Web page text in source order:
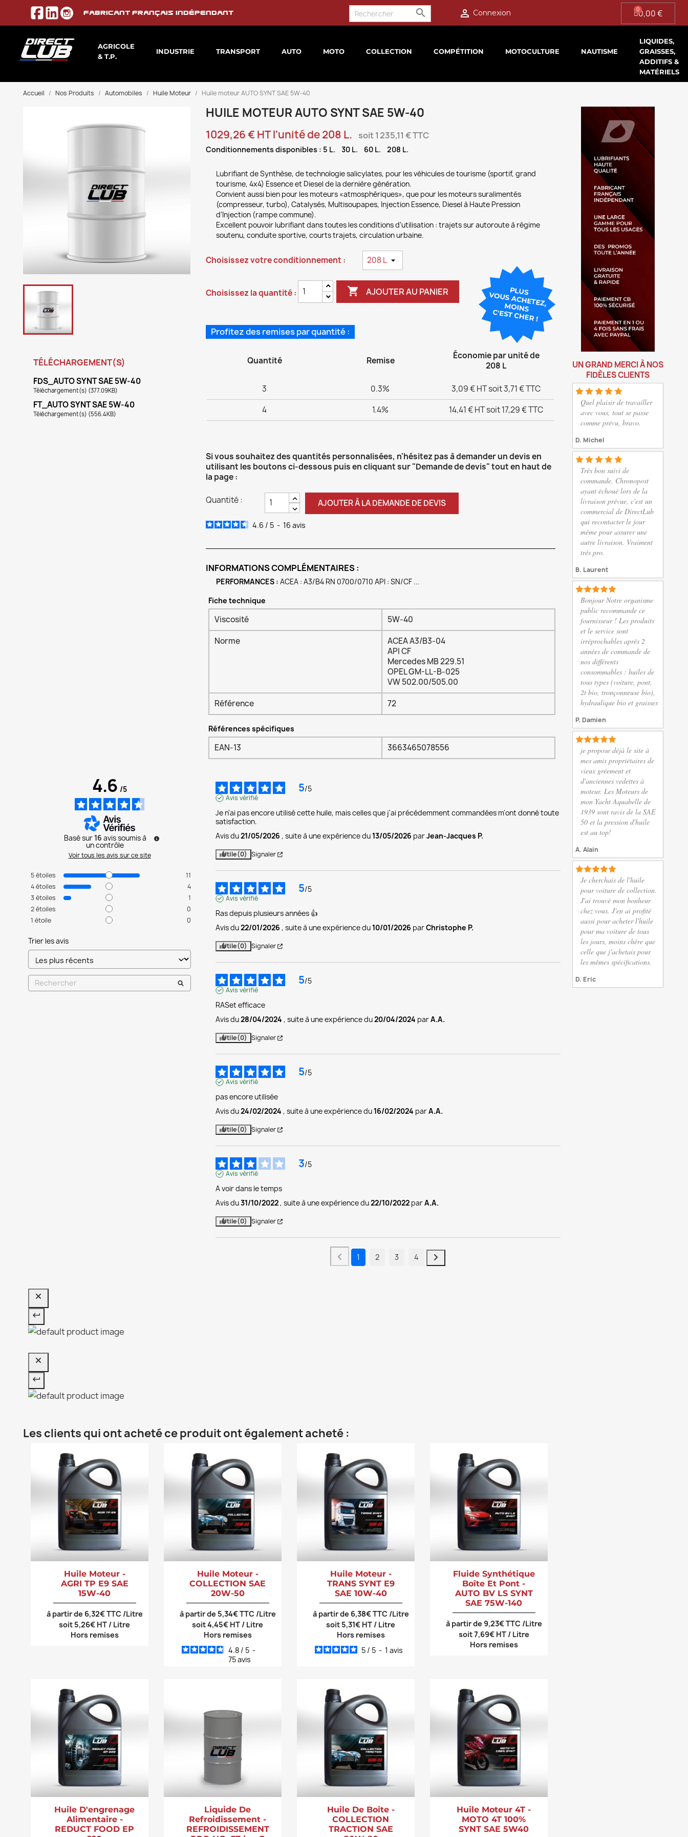
Fabricant français indépendant  Connexion
 0,00 €
AGRICOLE
& T.P.
INDUSTRIE TRANSPORT AUTO MOTO COLLECTION COMPÉTITION MOTOCULTURE NAUTISME
LIQUIDES,
GRAISSES,
ADDITIFS &
MATÉRIELS
Accueil Nos Produits Automobiles Huile Moteur Huile moteur AUTO SYNT SAE 5W-40
TÉLÉCHARGEMENT(S)
FDS_AUTO SYNT SAE 5W-40
Téléchargement(s) (377.09KB)
FT_AUTO SYNT SAE 5W-40
Téléchargement(s) (556.4KB)
HUILE MOTEUR AUTO SYNT SAE 5W-40
1029,26 € HT l'unité de 208 L. soit 1 235,11 € TTC
Conditionnements disponibles : 5 L. 30 L. 60 L. 208 L.
Lubrifiant de Synthèse, de technologie salicylates, pour les véhicules de tourisme (sportif, grand
tourisme, 4x4) Essence et Diesel de la dernière génération.
Convient aussi bien pour les moteurs «atmosphériques», que pour les moteurs suralimentés
(compresseur, turbo), Catalysés, Multisoupapes, Injection Essence, Diesel à Haute Pression
d’Injection (rampe commune).
Excellent pouvoir lubrifiant dans toutes les conditions d’utilisation : trajets sur autoroute à régime
soutenu, conduite sportive, courts trajets, circulation urbaine.
Choisissez votre conditionnement :
Choisissez la quantité :  AJOUTER AU PANIER
Profitez des remises par quantité :
Quantité Remise
Économie par unité de
208 L
3 0.3%
3,09 € HT soit 3,71 € TTC
4
1.4% 14,41 € HT soit 17,29 € TTC
Si vous souhaitez des quantités personnalisées, n'hésitez pas à demander un devis en
utilisant les boutons ci-dessous puis en cliquant sur "Demande de devis" tout en haut de
la page :
Quantité : AJOUTER À LA DEMANDE DE DEVIS
4.6 / 5 - 16 avis
INFORMATIONS COMPLÉMENTAIRES :
PERFORMANCES : ACEA : A3/B4 RN 0700/0710 API : SN/CF ...
Fiche technique
Viscosité
5W-40
Norme
ACEA A3/B3-04
API CF
Mercedes MB 229.51
OPEL GM-LL-B-025
VW 502.00/505.00
Référence
72
Références spécifiques
EAN-13 3663465078556
4.6/5
Basé sur16 avis soumis à
un contrôle
Voir tous les avis sur ce site
5étoiles
11
4étoiles
4
3 étoiles
1
2étoiles
0
1 étoile 0
Trier les avis
5/5
Avis vérifié
Je n'ai pas encore utilisé cette huile, mais celles que j'ai précédemment commandées m'ont donné toute
satisfaction.
Avis du21/05/2026 , suite à une expérience du13/05/2026 parJean-Jacques P.
Utile(0) Signaler
5/5
Avis vérifié
Ras depuis plusieurs années 👍
Avis du22/01/2026 , suite à une expérience du10/01/2026 parChristophe P.
Utile(0) Signaler
5/5
Avis vérifié
RASet efficace
Avis du28/04/2024 , suite à une expérience du20/04/2024 parA.A.
Utile(0) Signaler
5/5
Avis vérifié
pas encore utilisée
Avis du24/02/2024 , suite à une expérience du16/02/2024 parA.A.
Utile(0) Signaler
3/5
Avis vérifié
A voir dans le temps
Avis du31/10/2022, suite à une expérience du22/10/2022 parA.A.
Utile(0) Signaler
1 2 3 4
Les clients qui ont acheté ce produit ont également acheté :
Huile Moteur -
AGRI TP E9 SAE
15W-40
à partir de 6,32€ TTC /Litre
soit 5,26€ HT / Litre
Hors remises
Huile Moteur -
COLLECTION SAE
20W-50
à partir de 5,34€ TTC /Litre
soit 4,45€ HT / Litre
Hors remises
4.8 / 5 -
75avis
Huile Moteur -
TRANS SYNT E9
SAE 10W-40
à partir de 6,38€ TTC /Litre
soit 5,31€ HT / Litre
Hors remises
5 / 5 - 1 avis
Fluide Synthétique
Boîte Et Pont -
AUTO BV LS SYNT
SAE 75W-140
à partir de 9,23€ TTC /Litre
soit 7,69€ HT / Litre
Hors remises
Huile D'engrenage
Alimentaire -
REDUCT FOOD EP
Liquide De
Refroidissement -
REFROIDISSEMENT
Huile De Boîte -
COLLECTION
TRACTION SAE
Huile Moteur 4T -
MOTO 4T 100%
SYNT SAE 5W40
UN GRAND MERCI À NOS
FIDÈLES CLIENTS
Quel plaisir de travailler
avec vous, tout se passe
comme prévu, bravo.
D. Michel
Très bon suivi de
commande. Chronopost
ayant échoué lors de la
livraison prévue, c'est un
commercial de DirectLub
qui recontacter le jour
même pour assurer une
autre livraison. Vraiment
très pro.
B. Laurent
Bonjour Notre organisme
public recommande ce
fournisseur ! Les produits
et le service sont
irréprochables après 2
années de commande de
nos différents
consommables : huiles de
tous types (voiture, pont,
2t bio, tronçonneuse bio),
hydraulique bio et graisses
P. Damien
je propose déjà le site à
mes amis propriétaires de
vieux gréement et
d'anciennes vedettes à
moteur. Les Moteurs de
mon Yacht Aquabelle de
1939 sont ravis de la SAE
50 et la pression d'huile
est au top!
A. Alain
Je cherchais de l'huile
pour voiture de collection.
J'ai trouvé mon bonheur
chez vous. J'en ai profité
aussi pour acheter l'huile
pour ma voiture de tous
les jours, moins chère que
celle que j'achetais pour
les mêmes spécifications.
D. Eric